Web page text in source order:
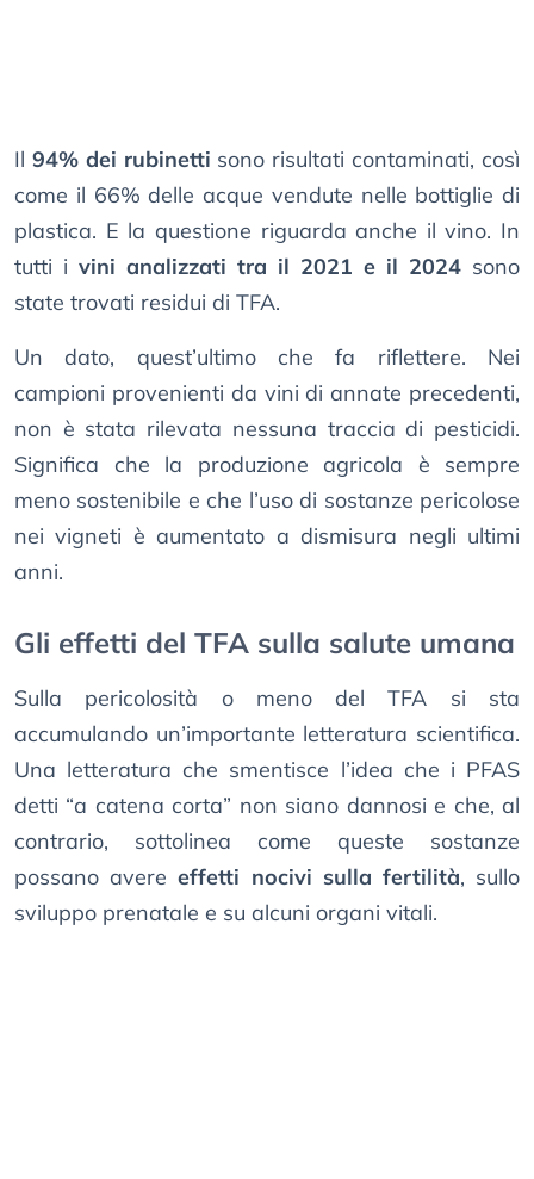
Il 94% dei rubinetti sono risultati contaminati, così
come il 66% delle acque vendute nelle bottiglie di
plastica. E la questione riguarda anche il vino. In
tutti i vini analizzati tra il 2021 e il 2024 sono
state trovati residui di TFA.
Un dato, quest’ultimo che fa riflettere. Nei
campioni provenienti da vini di annate precedenti,
non è stata rilevata nessuna traccia di pesticidi.
Significa che la produzione agricola è sempre
meno sostenibile e che l’uso di sostanze pericolose
nei vigneti è aumentato a dismisura negli ultimi
anni.
Gli effetti del TFA sulla salute umana
Sulla pericolosità o meno del TFA si sta
accumulando un’importante letteratura scientifica.
Una letteratura che smentisce l’idea che i PFAS
detti “a catena corta” non siano dannosi e che, al
contrario, sottolinea come queste sostanze
possano avereeffetti nocivi sulla fertilità, sullo
sviluppo prenatale e su alcuni organi vitali.